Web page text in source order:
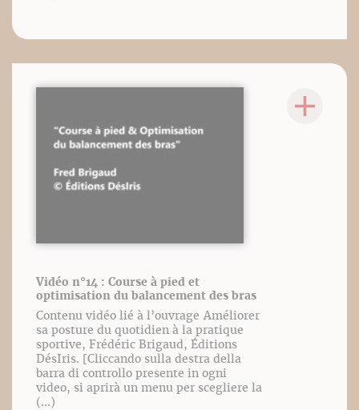
Vidéo n°14 : Course à pied et
optimisation du balancement des bras
Contenu vidéo lié à l’ouvrage Améliorer
sa posture du quotidien à la pratique
sportive, Frédéric Brigaud, Éditions
DésIris. [Cliccando sulla destra della
barra di controllo presente in ogni
video, si aprirà un menu per scegliere la
(...)